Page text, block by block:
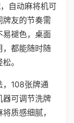
自动麻将机可
友的节奏需
易褪色，桌面
，都能随时随
。
，108张牌通
器可调节洗牌
质感细腻，